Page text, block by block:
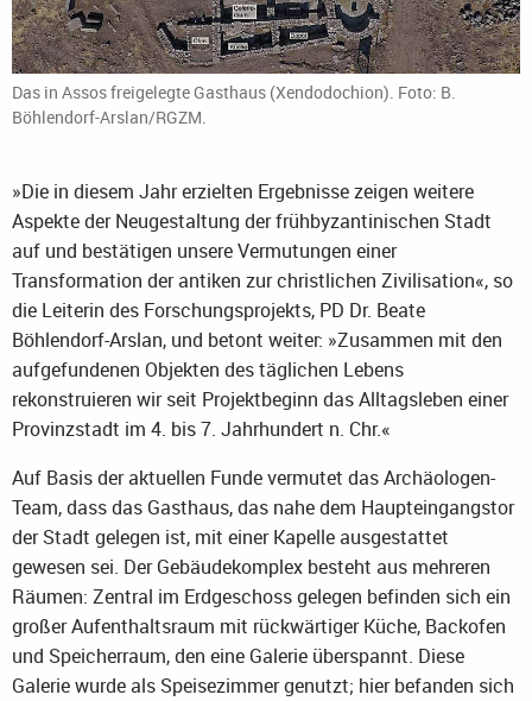
Das in Assos freigelegte Gasthaus (Xendodochion). Foto: B.
Böhlendorf-Arslan/RGZM.
»Die in diesem Jahr erzielten Ergebnisse zeigen weitere
Aspekte der Neugestaltung der frühbyzantinischen Stadt
auf und bestätigen unsere Vermutungen einer
Transformation der antiken zur christlichen Zivilisation«, so
die Leiterin des Forschungsprojekts, PD Dr. Beate
Böhlendorf-Arslan, und betont weiter: »Zusammen mit den
aufgefundenen Objekten des täglichen Lebens
rekonstruieren wir seit Projektbeginn das Alltagsleben einer
Provinzstadt im 4. bis 7. Jahrhundert n. Chr.«
Auf Basis der aktuellen Funde vermutet das Archäologen-
Team, dass das Gasthaus, das nahe dem Haupteingangstor
der Stadt gelegen ist, mit einer Kapelle ausgestattet
gewesen sei. Der Gebäudekomplex besteht aus mehreren
Räumen: Zentral im Erdgeschoss gelegen befinden sich ein
großer Aufenthaltsraum mit rückwärtiger Küche, Backofen
und Speicherraum, den eine Galerie überspannt. Diese
Galerie wurde als Speisezimmer genutzt; hier befanden sich